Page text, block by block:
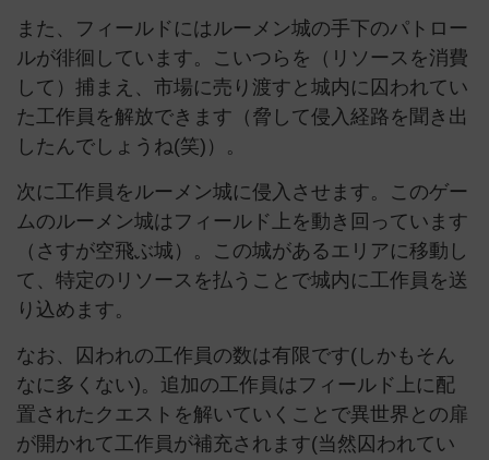
また、フィールドにはルーメン城の手下のパトロー
ルが徘徊しています。こいつらを（リソースを消費
して）捕まえ、市場に売り渡すと城内に囚われてい
た工作員を解放できます（脅して侵入経路を聞き出
したんでしょうね(笑)）。
次に工作員をルーメン城に侵入させます。このゲー
ムのルーメン城はフィールド上を動き回っています
（さすが空飛ぶ城）。この城があるエリアに移動し
て、特定のリソースを払うことで城内に工作員を送
り込めます。
なお、囚われの工作員の数は有限です(しかもそん
なに多くない)。追加の工作員はフィールド上に配
置されたクエストを解いていくことで異世界との扉
が開かれて工作員が補充されます(当然囚われてい